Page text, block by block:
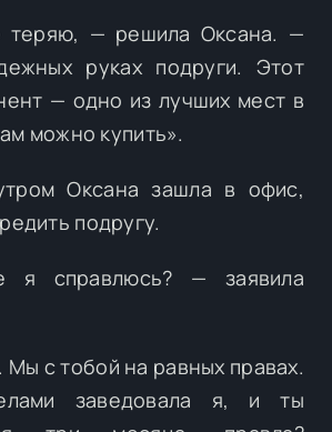
теряю, — решила Оксана. —
руках подруги. Этот
— одно из лучших мест в
можно купить».
Оксана зашла в офис,
подругу.
справлюсь? — заявила
Мы с тобой на равных правах.
заведовала я, и ты